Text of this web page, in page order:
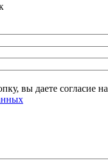
вы даете согласие на